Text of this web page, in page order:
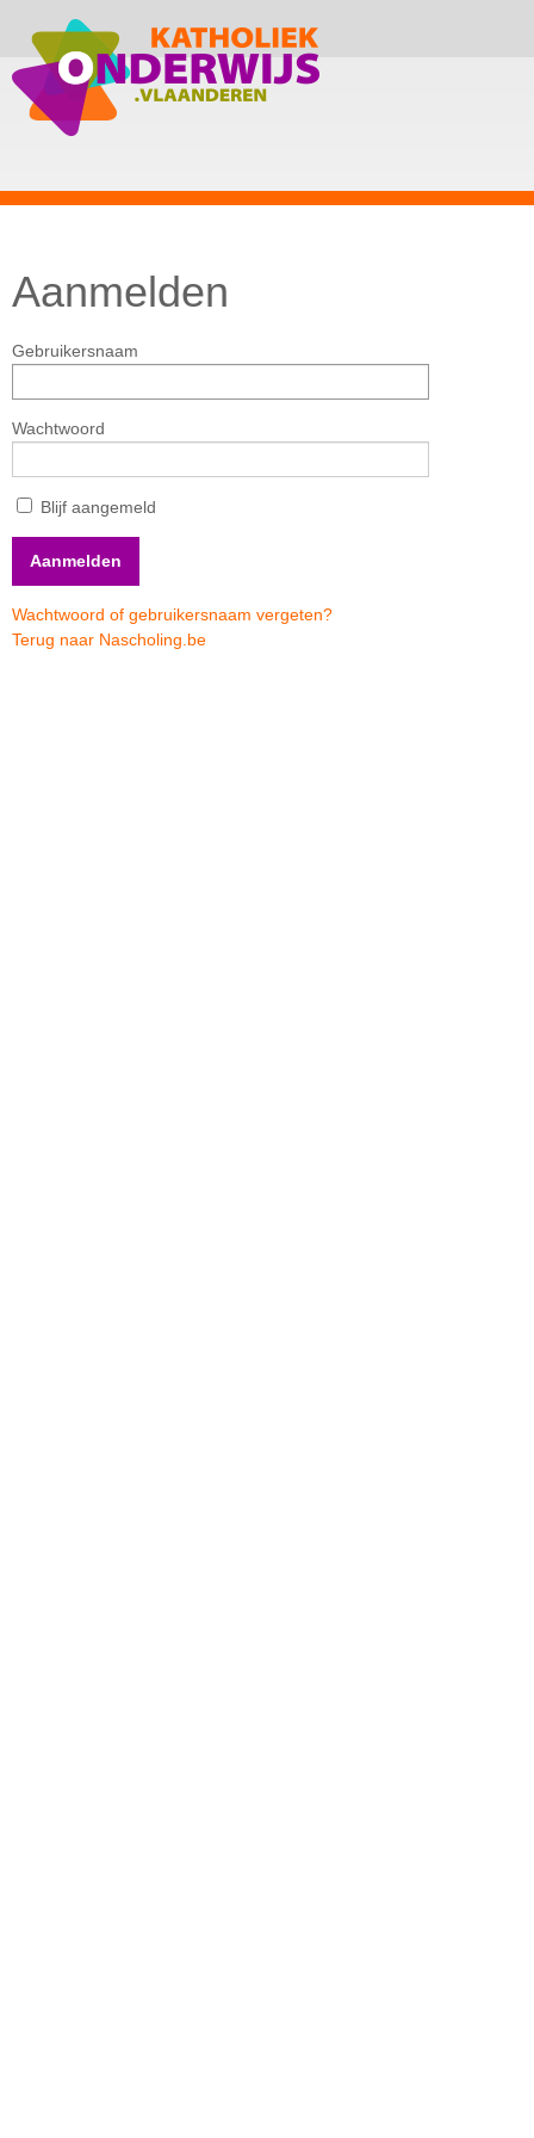
Aanmelden
Gebruikersnaam
Wachtwoord
Blijf aangemeld
Wachtwoord of gebruikersnaam vergeten?
Terug naar Nascholing.be